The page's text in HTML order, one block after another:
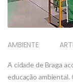
AMBIENTE
A cidade de Braga
educação ambiental.